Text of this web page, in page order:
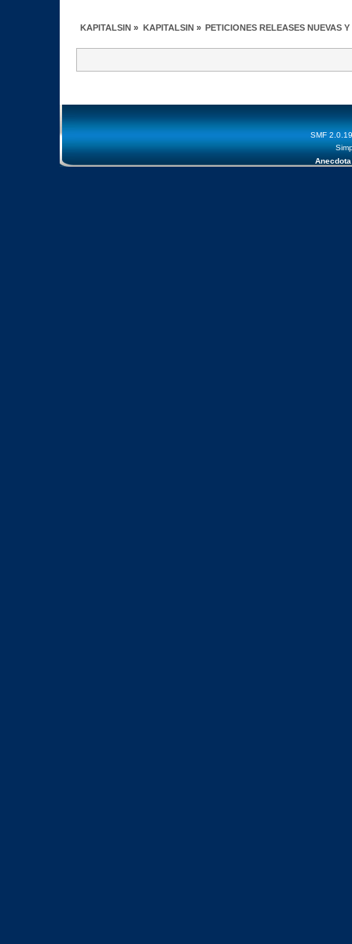
KAPITALSIN » KAPITALSIN» PETICIONES RELEASES NUEVAS
SMF 2.0.19
Anecdota